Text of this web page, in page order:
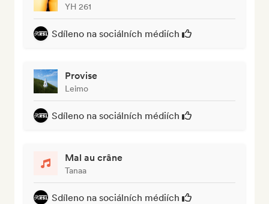
YH 261
Sdíleno na sociálních médiích
Provise
Leimo
Sdíleno na sociálních médiích
Mal au crâne
Tanaa
Sdíleno na sociálních médiích